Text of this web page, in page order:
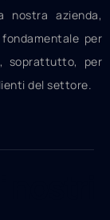
nostra azienda,
per
soprattutto, per
del settore.